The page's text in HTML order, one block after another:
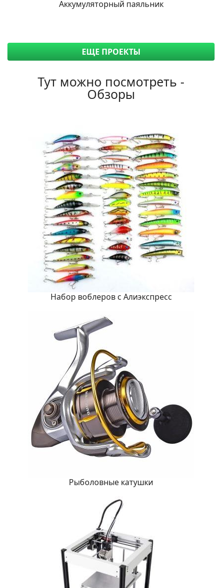
Аккумуляторный паяльник
ЕЩЕ ПРОЕКТЫ
Тут можно посмотреть -
Обзоры
Набор воблеров с Алиэкспресс
Рыболовные катушки